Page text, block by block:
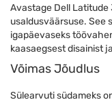
Avastage Dell Latitude
usaldusväärsuse. See
igapäevaseks
kaasaegsest disainist
Võimas Jõudlus
Sülearvuti südameks